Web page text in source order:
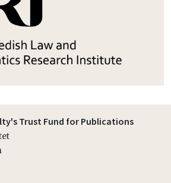
Trust Fund for Publications